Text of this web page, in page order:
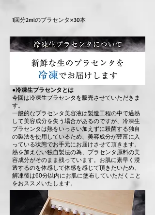
1回分2mlのプラセンタ×30本
●冷凍生プラセンタとは
今回は冷凍生プラセンタを販売させていただきま
す。
一般的なプラセンタ美容液は製造工程の中で過熱
して美容成分を失う場合があるのですが、冷凍生
プラセンタは熱をいっさい加えずに殺菌する独自
の製法を使用しているため、美容成分が豊富に入
っている状態でお手元にお届けさせて頂きます。
熱を加えない独自製法の為、プラセンタ原料の美
容成分がそのまま残っています。お肌に素早く浸
透するのを体感して体感を感じて頂きたいため、
解凍後は60分以内にお肌に塗布していただくこと
をおススメいたします。